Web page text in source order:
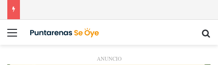
Menú
ANUNCIO